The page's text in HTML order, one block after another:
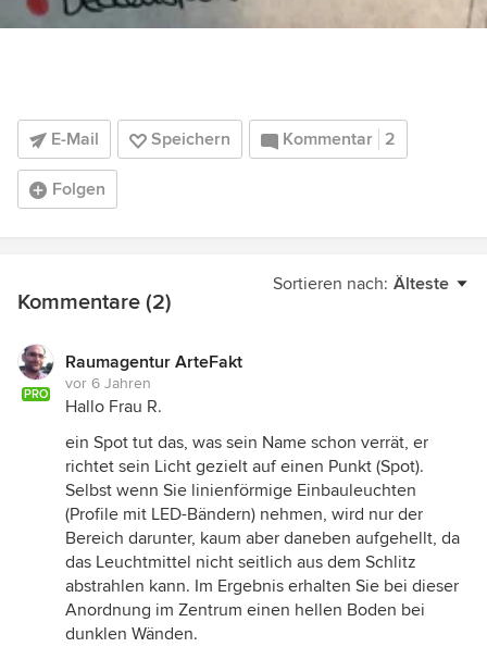
E-Mail Speichern Kommentar 2
Folgen
Sortieren nach: Älteste
Kommentare (2)
PRO
Raumagentur ArteFakt
vor 6 Jahren
Hallo Frau R.
ein Spot tut das, was sein Name schon verrät, er
richtet sein Licht gezielt auf einen Punkt (Spot).
Selbst wenn Sie linienförmige Einbauleuchten
(Profile mit LED-Bändern) nehmen, wird nur der
Bereich darunter, kaum aber daneben aufgehellt, da
das Leuchtmittel nicht seitlich aus dem Schlitz
abstrahlen kann. Im Ergebnis erhalten Sie bei dieser
Anordnung im Zentrum einen hellen Boden bei
dunklen Wänden.